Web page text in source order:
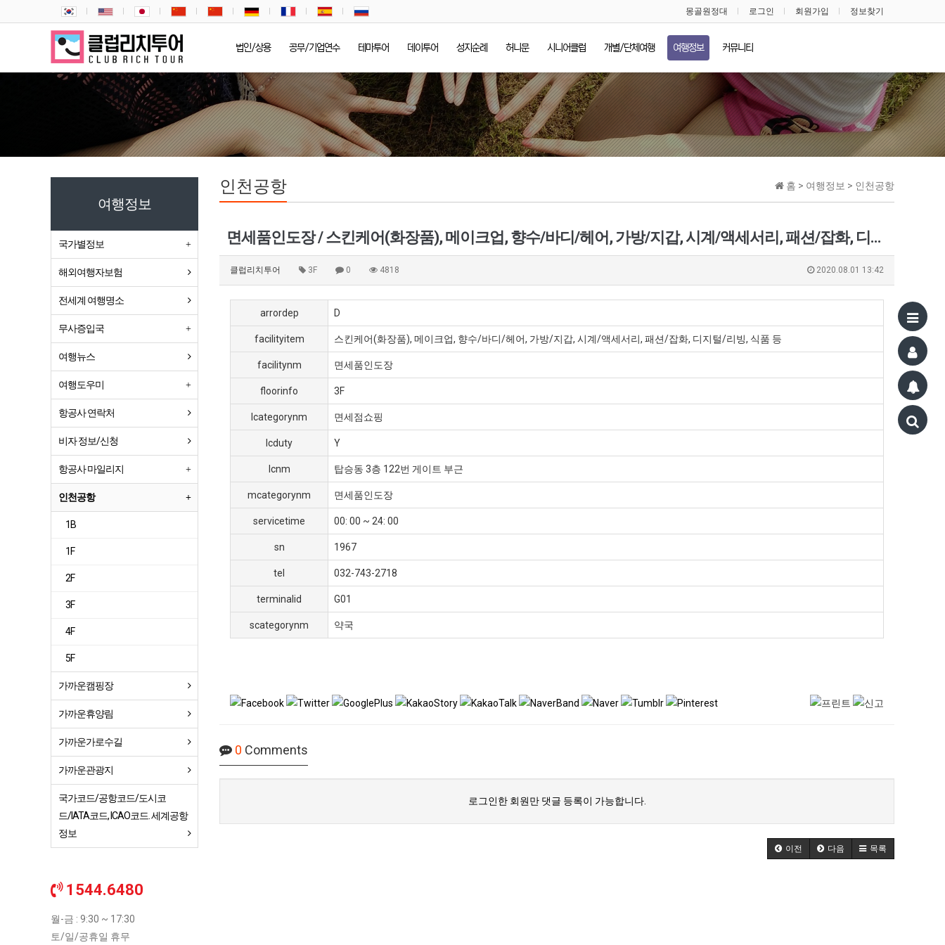
몽골원정대 로그인 회원가입 정보찾기
법인/상용 공무/기업연수 테마투어 데이투어 성지순례 허니문 시니어클럽 개별/단체여행 여행정보 커뮤니티
홈 > 여행정보 > 인천공항
인천공항
면세품인도장 / 스킨케어(화장품), 메이크업, 향수/바디/헤어, 가방/지갑, 시계/액세서리, 패션/잡화, 디지털/리빙, 식품 …
클럽리치투어 3F 0 4818 2020.08.01 13:42
arrordep D
facilityitem 스킨케어(화장품), 메이크업, 향수/바디/헤어, 가방/지갑, 시계/액세서리, 패션/잡화, 디지털/리빙, 식품 등
facilitynm 면세품인도장
floorinfo 3F
lcategorynm 면세점쇼핑
lcduty Y
lcnm 탑승동 3층 122번 게이트 부근
mcategorynm 면세품인도장
servicetime 00: 00 ~ 24: 00
sn 1967
tel 032-743-2718
terminalid G01
scategorynm 약국
0 Comments
로그인한 회원만 댓글 등록이 가능합니다.
이전 다음 목록
여행정보
국가별정보
해외여행자보험
전세계 여행명소
무사증입국
여행뉴스
여행도우미
항공사 연락처
비자 정보/신청
항공사 마일리지
인천공항
1B
1F
2F
3F
4F
5F
가까운캠핑장
가까운휴양림
가까운가로수길
가까운관광지
국가코드/공항코드/도시코
드/IATA코드, ICAO코드. 세계공항
정보
1544.6480
월-금 : 9:30 ~ 17:30
토/일/공휴일 휴무